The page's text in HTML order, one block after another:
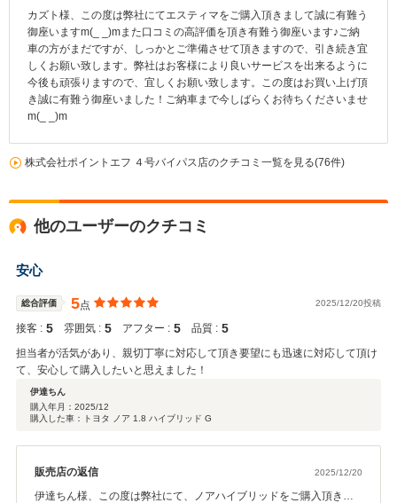
カズト様、この度は弊社にてエスティマをご購入頂きまして誠に有難う
御座いますm(_ _)mまた口コミの高評価を頂き有難う御座います♪ご納
車の方がまだですが、しっかとご準備させて頂きますので、引き続き宜
しくお願い致します。弊社はお客様により良いサービスを出来るように
今後も頑張りますので、宜しくお願い致します。この度はお買い上げ頂
き誠に有難う御座いました！ご納車まで今しばらくお待ちくださいませ
m(_ _)m
株式会社ポイントエフ ４号バイパス店のクチコミ一覧を見る(76件)
他のユーザーのクチコミ
安心
総合評価 5点 2025/12/20投稿
接客 : 5 雰囲気 : 5 アフター : 5 品質 : 5
担当者が活気があり、親切丁寧に対応して頂き要望にも迅速に対応して頂け
て、安心して購入したいと思えました！
伊達ちん
購入年月： 2025/12
購入した車：トヨタ ノア 1.8 ハイブリッド G
販売店の返信 2025/12/20
伊達ちん様、この度は弊社にて、ノアハイブリッドをご購入頂きま